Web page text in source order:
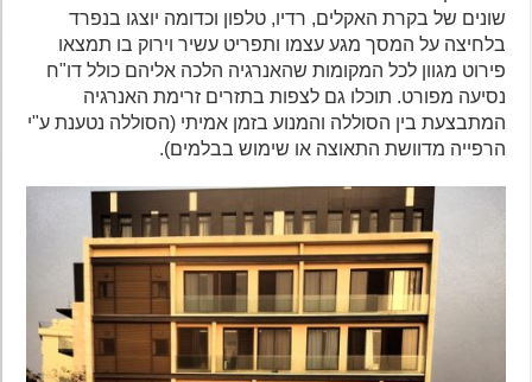
שונים של בקרת האקלים, רדיו, טלפון וכדומה יוצגו בנפרד
בלחיצה על המסך מגע עצמו ותפריט עשיר וירוק בו תמצאו
פירוט מגוון לכל המקומות שהאנרגיה הלכה אליהם כולל דו"ח
נסיעה מפורט. תוכלו גם לצפות בתזרים זרימת האנרגיה
המתבצעת בין הסוללה והמנוע בזמן אמיתי (הסוללה נטענת ע"י
הרפייה מדוושת התאוצה או שימוש בבלמים).